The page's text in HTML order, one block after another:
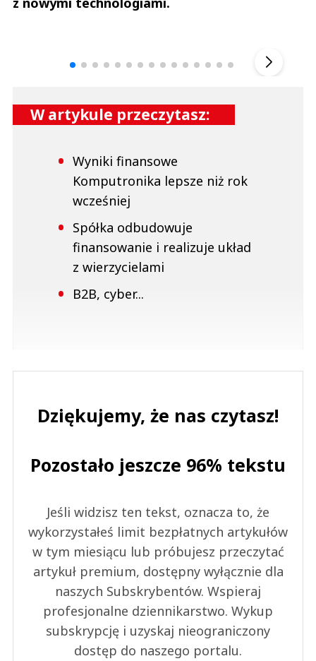
W artykule przeczytasz:
Wyniki finansowe
Komputronika lepsze niż rok
wcześniej
Spółka odbudowuje
finansowanie i realizuje układ
z wierzycielami
B2B, cyber...
Dziękujemy, że nas czytasz!
Pozostało jeszcze 96% tekstu
Jeśli widzisz ten tekst, oznacza to, że
wykorzystałeś limit bezpłatnych artykułów
w tym miesiącu lub próbujesz przeczytać
artykuł premium, dostępny wyłącznie dla
naszych Subskrybentów. Wspieraj
profesjonalne dziennikarstwo. Wykup
subskrypcję i uzyskaj nieograniczony
dostęp do naszego portalu.